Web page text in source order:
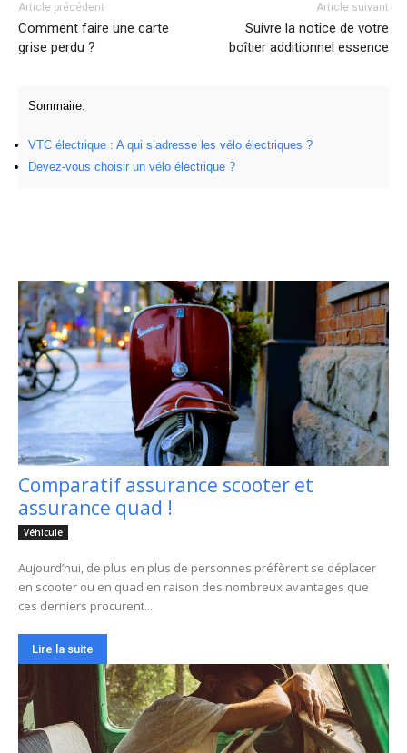
Article précédent
Comment faire une carte
grise perdu ?
Article suivant
Suivre la notice de votre
boîtier additionnel essence
Sommaire:
VTC électrique : A qui s’adresse les vélo électriques ?
Devez-vous choisir un vélo électrique ?
Comparatif assurance scooter et
assurance quad !
Véhicule
Aujourd’hui, de plus en plus de personnes préfèrent se déplacer
en scooter ou en quad en raison des nombreux avantages que
ces derniers procurent...
Lire la suite